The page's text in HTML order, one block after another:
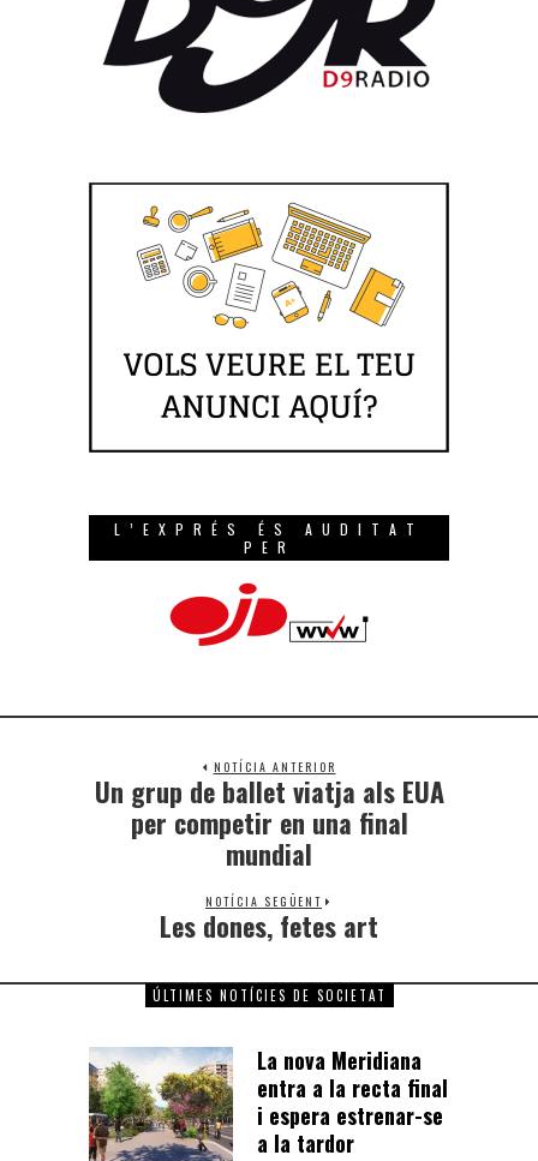
L’EXPRÉS ÉS AUDITAT
PER
NOTÍCIA ANTERIOR
Un grup de ballet viatja als EUA
per competir en una final
mundial
NOTÍCIA SEGÜENT
Les dones, fetes art
ÚLTIMES NOTÍCIES DE SOCIETAT
La nova Meridiana
entra a la recta final
i espera estrenar-se
a la tardor